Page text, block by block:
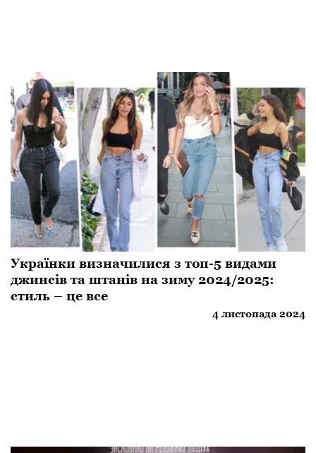
Українки визначилися з топ-5 видами
джинсів та штанів на зиму 2024/2025:
стиль – це все
4 листопада 2024